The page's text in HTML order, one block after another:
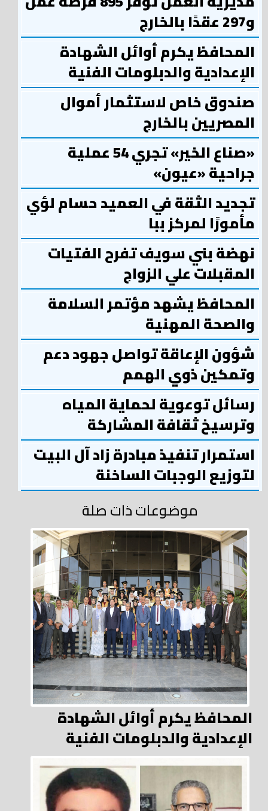
و297 عقدًا بالخارج
المحافظ يكرم أوائل الشهادة
الإعدادية والدبلومات الفنية
صندوق خاص لاستثمار أموال
المصريين بالخارج
«صناع الخير» تجري 54 عملية
جراحية «عيون»
تجديد الثقة في العميد حسام لؤي
مأمورًا لمركز ببا
نهضة بني سويف تفرح الفتيات
المقبلات علي الزواج
المحافظ يشهد مؤتمر السلامة
والصحة المهنية
شؤون الإعاقة تواصل جهود دعم
وتمكين ذوي الهمم
رسائل توعوية لحماية المياه
وترسيخ ثقافة المشاركة
استمرار تنفيذ مبادرة زاد آل البيت
لتوزيع الوجبات الساخنة
موضوعات ذات صلة
المحافظ يكرم أوائل الشهادة
الإعدادية والدبلومات الفنية